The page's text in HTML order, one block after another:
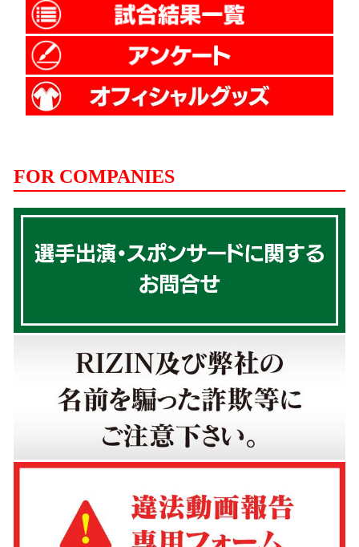
FOR COMPANIES